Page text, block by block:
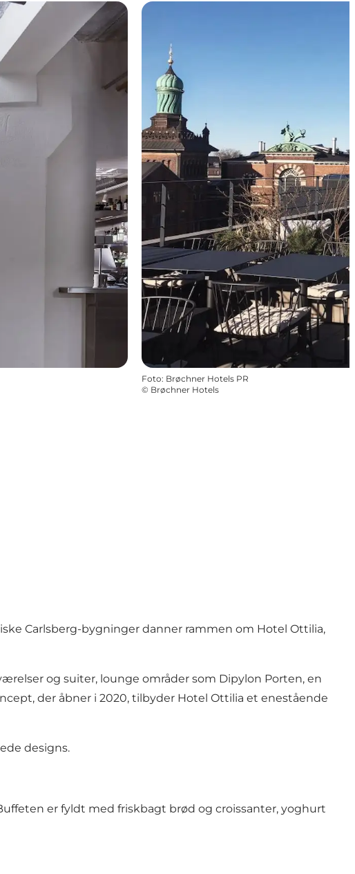
Foto: Brøchner Hotels PR
© Brøchner Hotels
Carlsberg-bygninger danner rammen om Hotel Ottilia,
og suiter, lounge områder som Dipylon Porten, en
der åbner i 2020, tilbyder Hotel Ottilia et enestående
designs.
er fyldt med friskbagt brød og croissanter, yoghurt